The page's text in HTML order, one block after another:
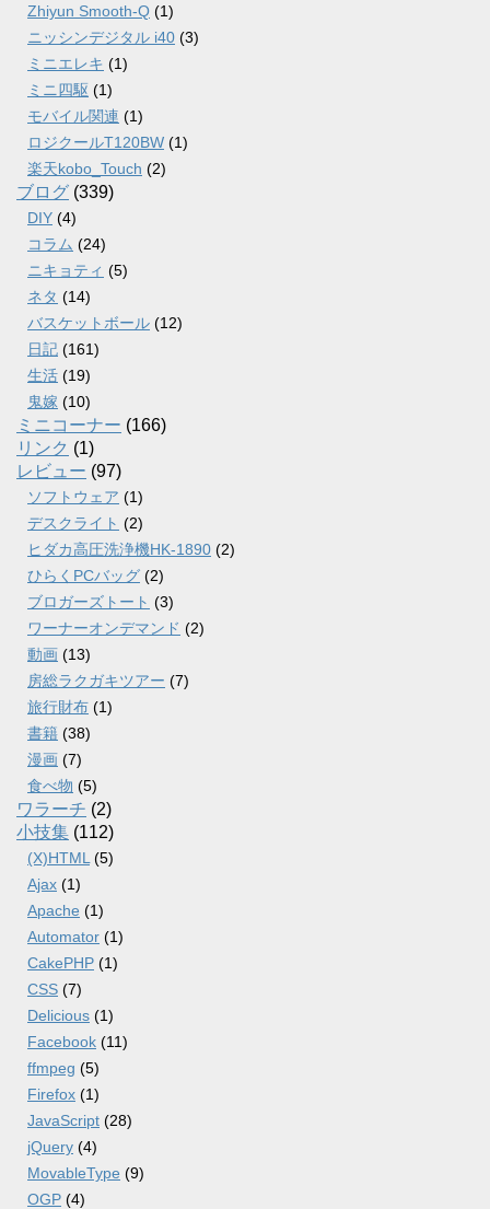
Zhiyun Smooth-Q (1)
ニッシンデジタル i40 (3)
ミニエレキ (1)
ミニ四駆 (1)
モバイル関連 (1)
ロジクールT120BW (1)
楽天kobo_Touch (2)
ブログ (339)
DIY (4)
コラム (24)
ニキョティ (5)
ネタ (14)
バスケットボール (12)
日記 (161)
生活 (19)
鬼嫁 (10)
ミニコーナー (166)
リンク (1)
レビュー (97)
ソフトウェア (1)
デスクライト (2)
ヒダカ高圧洗浄機HK-1890 (2)
ひらくPCバッグ (2)
ブロガーズトート (3)
ワーナーオンデマンド (2)
動画 (13)
房総ラクガキツアー (7)
旅行財布 (1)
書籍 (38)
漫画 (7)
食べ物 (5)
ワラーチ (2)
小技集 (112)
(X)HTML (5)
Ajax (1)
Apache (1)
Automator (1)
CakePHP (1)
CSS (7)
Delicious (1)
Facebook (11)
ffmpeg (5)
Firefox (1)
JavaScript (28)
jQuery (4)
MovableType (9)
OGP (4)